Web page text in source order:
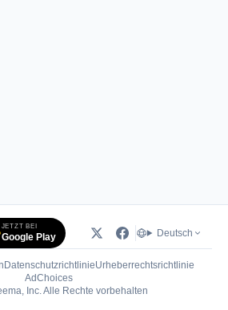
JETZT BEI
Google Play Deutsch
DatenschutzrichtlinieUrheberrechtsrichtlinie
AdChoices(öffnet in neuem Tab)
Inc. Alle Rechte vorbehalten